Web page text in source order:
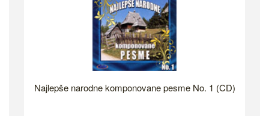
Najlepše narodne komponovane pesme No. 1 (CD)